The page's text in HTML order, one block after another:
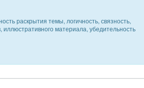
раскрытия темы, логичность, связность,
иллюстративного материала, убедительность